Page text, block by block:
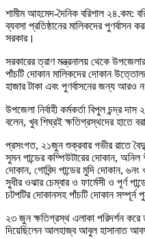
শামীম আহমেদ-দৈনিক বরিশাল ২৪.কম:
ব্যবসা প্রতিষ্ঠানের মালিকদের পুণর্বাসন
সরকার।
সরকারের ত্রাণ মন্ত্রনালয় থেকে
পাঁচটি দোকান মালিকদের দোকান
হাজার টাকা এবং পুণর্বাসনের জন্য আরও
উপজেলা নির্বাহী কর্মকর্তা বিপুল চন্দ্র
বলেন, খুব শিঘ্রই ক্ষতিগ্রস্থদের হাতে
প্রসংগত, ২১জুন শুক্রবার গভীর রাতে
সুমন পান্ডের কম্পিউটারের দোকান, অনিল
দোকান, গোবিন্দ পান্ডের মুদি দোকান,
সুধীর ওঝার চেম্বার ও ফার্মেসী ও পূর্ণ
চটপটির দোকানসহ পাঁচটি দোকান সম্পূর্ন
২৩ জুন ক্ষতিগ্রস্থ এলাকা পরিদর্শন করে
দিয়েছিলেন আলহাজ্ব আবুল হাসানাত